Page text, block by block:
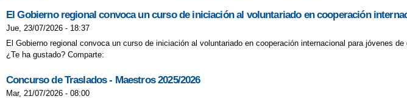
El Gobierno regional convoca un curso de iniciación al voluntariado en cooperación
Jue, 23/07/2026 - 18:37
El Gobierno regional convoca un curso de iniciación al voluntariado en cooperación internacional para jóvenes
¿Te ha gustado? Comparte:
Concurso de Traslados - Maestros 2025/2026
Mar, 21/07/2026 - 08:00